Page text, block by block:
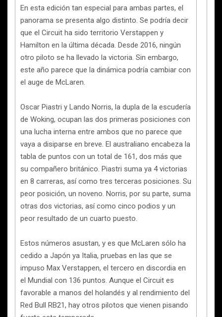
En esta edición tan especial para ambas partes, el
panorama se presenta algo distinto. Se podría decir
que el Circuit ha sido territorio Verstappen y
Hamilton en la última década. Desde 2016, ningún
otro piloto se ha llevado la victoria. Sin embargo,
este año parece que la dinámica podría cambiar con
el auge de McLaren.
Oscar Piastri y Lando Norris, la dupla de la escudería
de Woking, ocupan las dos primeras posiciones con
una lucha interna entre ambos que no parece que
vaya a disiparse en breve. El australiano encabeza la
tabla de puntos con un total de 161, dos más que
su compañero británico. Piastri suma ya 4 victorias
en 8 carreras, así como tres terceras posiciones. Su
peor posición, un noveno. Norris, por su parte, suma
otras dos victorias, así como cinco podios y un
peor resultado de un cuarto puesto.
Estos números asustan, y es que McLaren sólo ha
cedido a Japón ya Italia, pruebas en las que se
impuso Max Verstappen, el tercero en discordia en
el Mundial con 136 puntos. Aunque el Circuit es
favorable a manos del holandés y al rendimiento del
Red Bull RB21, hay otros pilotos que vienen pisando